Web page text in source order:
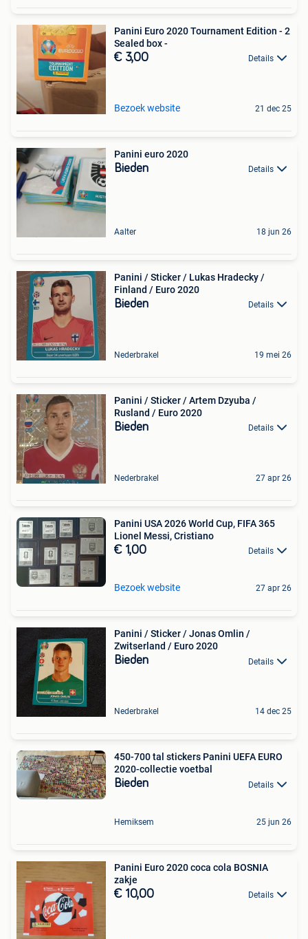
Panini Euro 2020 Tournament Edition - 2
Sealed box -
€ 3,00 Details
Bezoek website 21 dec 25
Panini euro 2020
Bieden Details
Aalter 18 jun 26
Panini / Sticker / Lukas Hradecky /
Finland / Euro 2020
Bieden Details
Nederbrakel 19 mei 26
Panini / Sticker / Artem Dzyuba /
Rusland / Euro 2020
Bieden Details
Nederbrakel 27 apr 26
Panini USA 2026 World Cup, FIFA 365
Lionel Messi, Cristiano
€ 1,00 Details
Bezoek website 27 apr 26
Panini / Sticker / Jonas Omlin /
Zwitserland / Euro 2020
Bieden Details
Nederbrakel 14 dec 25
450-700 tal stickers Panini UEFA EURO
2020-collectie voetbal
Bieden Details
Hemiksem 25 jun 26
Panini Euro 2020 coca cola BOSNIA
zakje
€ 10,00 Details